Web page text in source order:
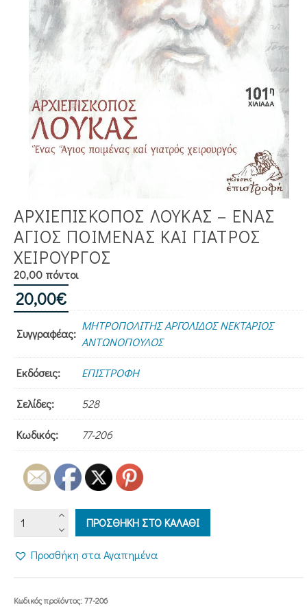
ΑΡΧΙΕΠΙΣΚΟΠΟΣ ΛΟΥΚΑΣ – ΕΝΑΣ
ΆΓΙΟΣ ΠΟΙΜΈΝΑΣ ΚΑΙ ΓΙΑΤΡΌΣ
ΧΕΙΡΟΥΡΓΌΣ
20,00 πόντοι
20,00€
Συγγραφέας:
ΜΗΤΡΟΠΟΛΙΤΗΣ ΑΡΓΟΛΙΔΟΣ ΝΕΚΤΑΡΙΟΣ
ΑΝΤΩΝΟΠΟΥΛΟΣ
Εκδόσεις: ΕΠΙΣΤΡΟΦΗ
Σελίδες: 528
Κωδικός: 77-206
ΑΡΧΙΕΠΙΣΚΟΠΟΣ
ποιμένας
ΠΡΟΣΘΗΚΗ ΣΤΟ ΚΑΛΑΘΙ
Προσθήκη στα Αγαπημένα
Κωδικός προϊόντος:77-206